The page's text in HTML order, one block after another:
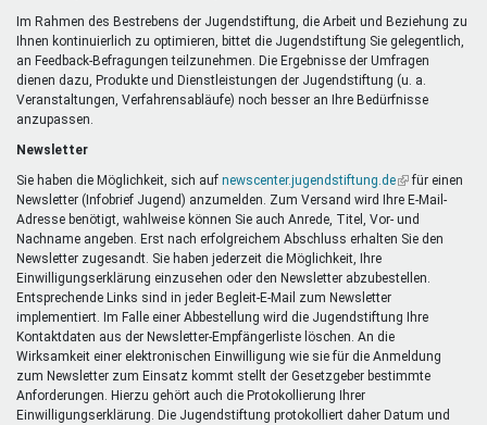
Im Rahmen des Bestrebens der Jugendstiftung, die Arbeit und Beziehung zu
Ihnen kontinuierlich zu optimieren, bittet die Jugendstiftung Sie gelegentlich,
an Feedback-Befragungen teilzunehmen. Die Ergebnisse der Umfragen
dienen dazu, Produkte und Dienstleistungen der Jugendstiftung (u. a.
Veranstaltungen, Verfahrensabläufe) noch besser an Ihre Bedürfnisse
anzupassen.
Newsletter
Sie haben die Möglichkeit, sich auf newscenter.jugendstiftung.de(Link
ist
extern)
für einen
Newsletter (Infobrief Jugend) anzumelden. Zum Versand wird Ihre E-Mail-
Adresse benötigt, wahlweise können Sie auch Anrede, Titel, Vor- und
Nachname angeben. Erst nach erfolgreichem Abschluss erhalten Sie den
Newsletter zugesandt. Sie haben jederzeit die Möglichkeit, Ihre
Einwilligungserklärung einzusehen oder den Newsletter abzubestellen.
Entsprechende Links sind in jeder Begleit-E-Mail zum Newsletter
implementiert. Im Falle einer Abbestellung wird die Jugendstiftung Ihre
Kontaktdaten aus der Newsletter-Empfängerliste löschen. An die
Wirksamkeit einer elektronischen Einwilligung wie sie für die Anmeldung
zum Newsletter zum Einsatz kommt stellt der Gesetzgeber bestimmte
Anforderungen. Hierzu gehört auch die Protokollierung Ihrer
Einwilligungserklärung. Die Jugendstiftung protokolliert daher Datum und